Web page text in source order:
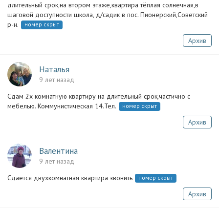
длительный срок,на втором этаже,квартира тёплая солнечная,в
шаговой доступности школа, д/садик в пос. Пионерский,Советский
р-н.
номер скрыт
Архив
Наталья
9 лет назад
Сдам 2х комнатную квартиру на длительный срок,частично с
мебелью. Коммунистическая 14.Тел.
номер скрыт
Архив
Валентина
9 лет назад
Сдается двухкомнатная квартира звонить
номер скрыт
Архив